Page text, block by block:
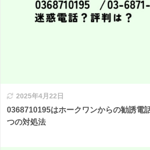
2025年4月22日
0368710195はホークワンからの勧誘電
つの対処法